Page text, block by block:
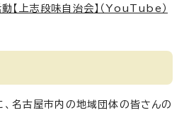
【上志段味自治会】（YouTube）
名古屋市内の地域団体の皆さんの